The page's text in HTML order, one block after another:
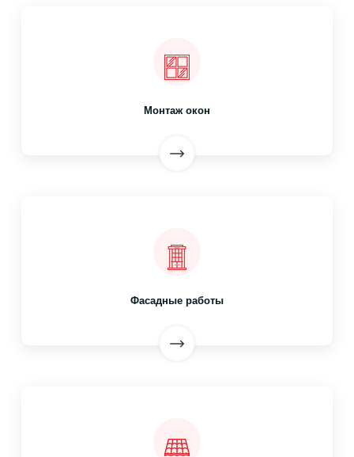
Монтаж окон
Фасадные работы